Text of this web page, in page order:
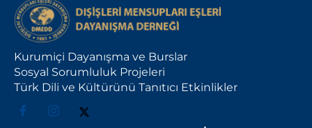
Kurumiçi Dayanışma ve Burslar
Sosyal Sorumluluk Projeleri
Türk Dili ve Kültürünü Tanıtıcı Etkinlikler